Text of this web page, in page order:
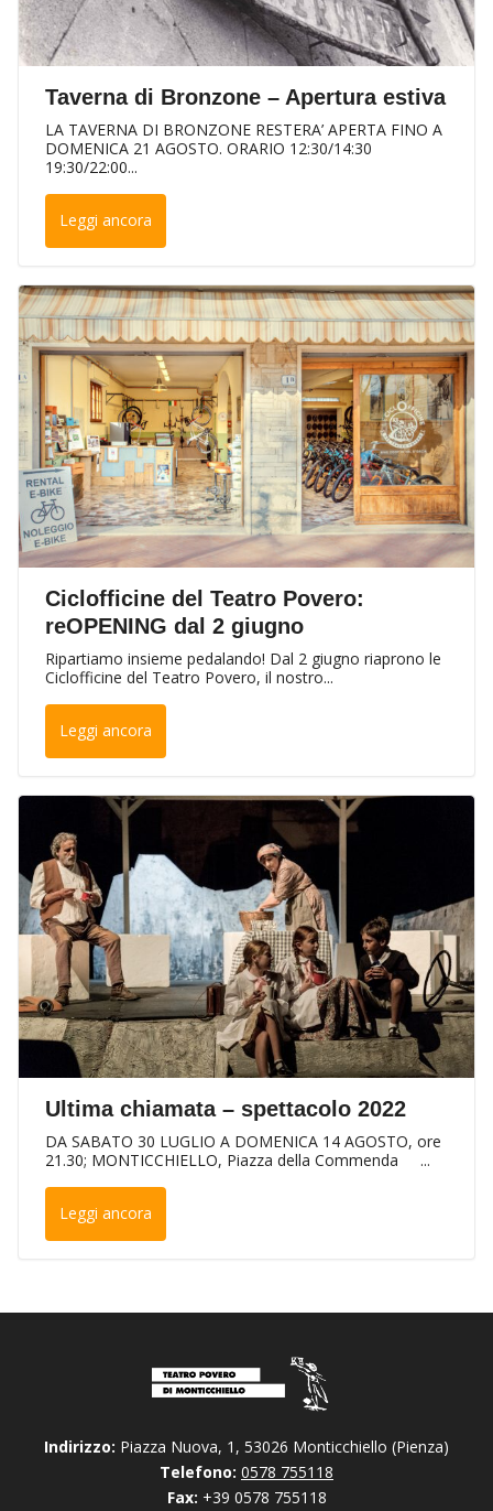
Taverna di Bronzone – Apertura estiva
LA TAVERNA DI BRONZONE RESTERA’ APERTA FINO A
DOMENICA 21 AGOSTO. ORARIO 12:30/14:30
19:30/22:00...
Leggi ancora
Ciclofficine del Teatro Povero:
reOPENING dal 2 giugno
Ripartiamo insieme pedalando! Dal 2 giugno riaprono le
Ciclofficine del Teatro Povero, il nostro...
Leggi ancora
Ultima chiamata – spettacolo 2022
DA SABATO 30 LUGLIO A DOMENICA 14 AGOSTO, ore
21.30; MONTICCHIELLO, Piazza della Commenda ...
Leggi ancora
Indirizzo: Piazza Nuova, 1, 53026 Monticchiello (Pienza)
Telefono: 0578 755118
Fax: +39 0578 755118